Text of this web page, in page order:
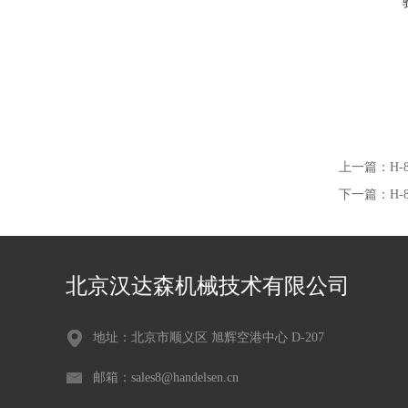
上一篇： H-
下一篇： H-
北京汉达森机械技术有限公司
地址：北京市顺义区 旭辉空港中心 D-207
邮箱：sales8@handelsen.cn